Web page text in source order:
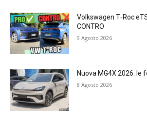
Volkswagen T‑Roc
CONTRO
9 Agosto 2026
Nuova MG4X 2026: le
8 Agosto 2026